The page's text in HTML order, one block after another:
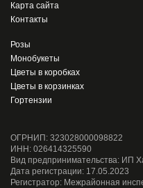
Карта сайта
Контакты
Розы
Монобукеты
Цветы в коробках
Цветы в корзинках
Гортензии
ОГРНИП: 323028000098822
ИНН: 026414325590
Вид предпринимательства: ИП
Дата регистрации: 17.05.2023
Регистратор: Межрайонная